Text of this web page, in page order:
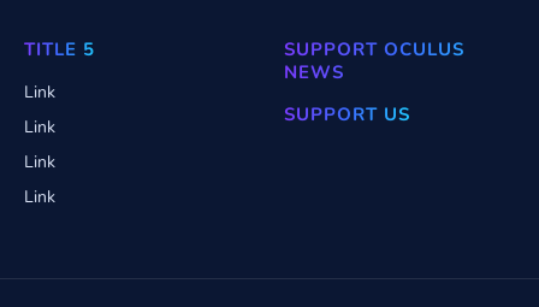
TITLE 5
Link
Link
Link
Link
SUPPORT OCULUS
NEWS
SUPPORT US